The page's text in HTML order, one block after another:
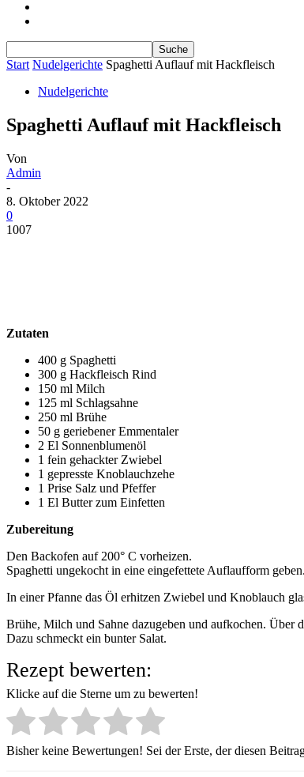
Start Nudelgerichte Spaghetti Auflauf mit Hackfleisch
Nudelgerichte
Spaghetti Auflauf mit Hackfleisch
Von
Admin
-
8. Oktober 2022
0
1007
Zutaten
400 g Spaghetti
300 g Hackfleisch Rind
150 ml Milch
125 ml Schlagsahne
250 ml Brühe
50 g geriebener Emmentaler
2 El Sonnenblumenöl
1 fein gehackter Zwiebel
1 gepresste Knoblauchzehe
1 Prise Salz und Pfeffer
1 El Butter zum Einfetten
Zubereitung
Den Backofen auf 200° C vorheizen.
Spaghetti ungekocht in eine eingefettete Auflaufform geben.
In einer Pfanne das Öl erhitzen Zwiebel und Knoblauch
Brühe, Milch und Sahne dazugeben und aufkochen. Über
Dazu schmeckt ein bunter Salat.
Rezept bewerten:
Klicke auf die Sterne um zu bewerten!
Bisher keine Bewertungen! Sei der Erste, der diesen